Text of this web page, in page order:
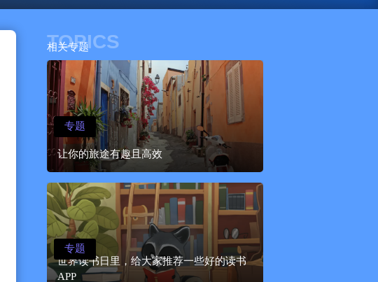
TOPICS
相关专题
让你的旅途有趣且高效
专题
世界读书日里，给大家推荐一些好的读书
APP
专题